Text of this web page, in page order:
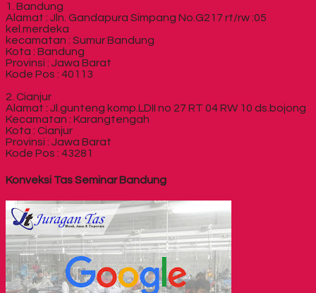
1. Bandung
Alamat : Jln. Gandapura Simpang No.G217 rt/rw :05
kel.merdeka
kecamatan : Sumur Bandung
Kota : Bandung
Provinsi : Jawa Barat
Kode Pos : 40113
2. Cianjur
Alamat : Jl.gunteng komp.LDII no 27 RT 04 RW 10 ds.bojong
Kecamatan : Karangtengah
Kota : Cianjur
Provinsi : Jawa Barat
Kode Pos : 43281
Konveksi Tas Seminar Bandung